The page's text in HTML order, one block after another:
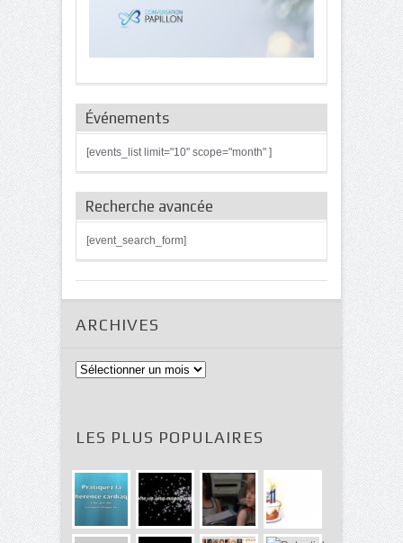
Événements
[events_list limit="10" scope="month" ]
Recherche avancée
[event_search_form]
ARCHIVES
Archives
LES PLUS POPULAIRES